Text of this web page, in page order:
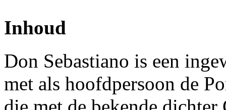
Inhoud
Don Sebastiano is een
met als hoofdpersoon de